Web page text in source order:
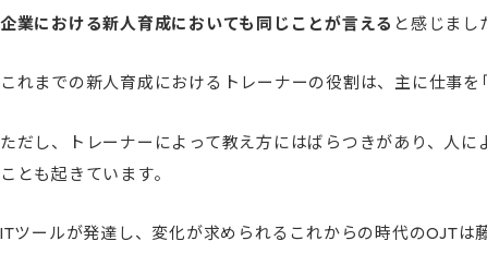
企業における新人育成においても同じことが言える と感じまし
これまでの新人育成におけるトレーナーの役割は、主に仕事を
ただし、トレーナーによって教え方にはばらつきがあり、人
ことも起きています。
ITツールが発達し、変化が求められるこれからの時代のOJT